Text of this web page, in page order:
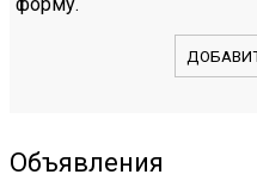
форму.
Объявления